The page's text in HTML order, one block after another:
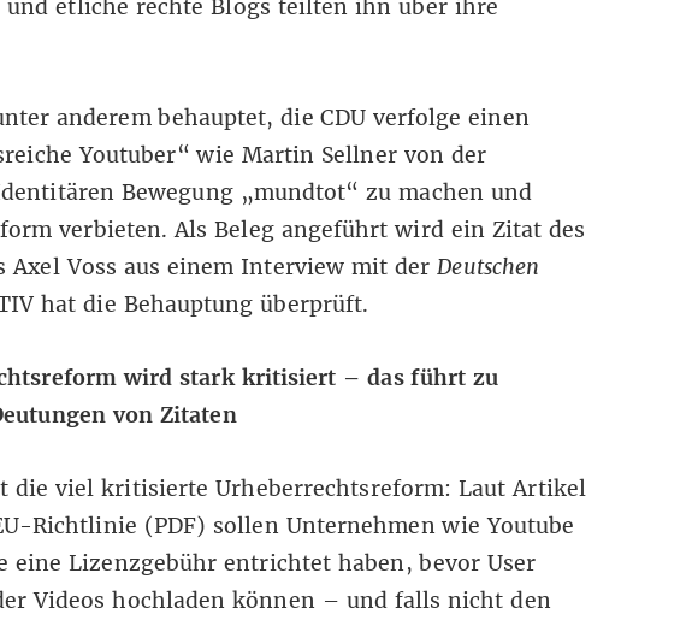
und etliche rechte Blogs teilten ihn über ihre
anderem behauptet, die CDU verfolge einen
Youtuber“ wie Martin Sellner von der
Bewegung „mundtot“ zu machen und
verbieten. Als Beleg angeführt wird ein Zitat des
Voss aus einem Interview mit derDeutschen
hat die Behauptung überprüft.
wird stark kritisiert – das führt zu
von Zitaten
die viel kritisierte Urheberrechtsreform: Laut Artikel
Richtlinie (PDF) sollen Unternehmen wie Youtube
eine Lizenzgebühr entrichtet haben, bevor User
Videos hochladen können – und falls nicht den